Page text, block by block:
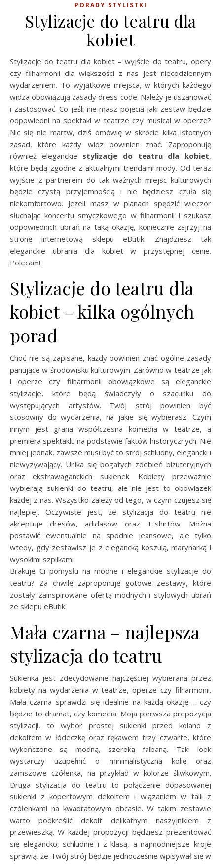
PORADY STYLISTKI
Stylizacje do teatru dla
kobiet
Stylizacje do teatru dla kobiet – wyjście do teatru, opery
czy filharmonii dla większości z nas jest niecodziennym
wydarzeniem. To wyjątkowe miejsca, w których każdego
widza obowiązują zasady dress code. Należy je uszanować
i zastosować. Co jeśli nie masz pojęcia jaki zestaw będzie
odpowiedni na spektakl w teatrze czy musical w operze?
Nic się nie martw, dziś omówię w skrócie kilka istotnych
zasad, które każdy widz powinien znać. Zaproponuję
również eleganckie stylizacje do teatru dla kobiet,
które będą zgodne z aktualnymi trendami mody. Od teraz
wyjście z partnerem do tak ważnych miejsc kulturowych
będzie czystą przyjemnością i nie będziesz czuła się
niekomfortowo. Jeżeli masz w planach spędzić wieczór
słuchając koncertu smyczkowego w filharmonii i szukasz
odpowiednich ubrań na taką okazję, koniecznie zajrzyj na
stronę internetową sklepu eButik. Znajdziesz tak
eleganckie ubrania dla kobiet w przystępnej cenie.
Polecam!
Stylizacje do teatru dla
kobiet – kilka ogólnych
porad
Choć nie są zapisane, każdy powinien znać ogólne zasady
panujące w środowisku kulturowym. Zarówno w teatrze jak
i operze czy filharmonii obowiązkowe są eleganckie
stylizacje, które będą świadczyły o szacunku do
występujących artystów. Twój strój powinien być
stosowny do wydarzenia, na jakie się wybierasz. Czym
innym jest grana współczesna komedia w teatrze, a
premiera spektaklu na podstawie faktów historycznych. Nie
mniej jednak, zawsze musi być to strój schludny, elegancki i
niewyzywający. Unika się bogatych zdobień biżuteryjnych
oraz ekstrawaganckich sukienek. Kobiety przeważnie
wybierają sukienki do teatru, ale nie jest to obowiązek
każdej z nas. Wszystko zależy od tego, w czym czujesz się
najlepiej. Oczywiste jest, że stylizacja do teatru nie
akceptuje dresów, adidasów oraz T-shirtów. Można
postawić ewentualnie na spodnie jeansowe, ale tylko
wtedy, gdy zestawisz je z elegancką koszulą, marynarką i
wysokimi szpilkami.
Brakuje Ci pomysłu na modne i eleganckie stylizacje do
teatru? Za chwilę zaproponuję gotowe zestawy, które
zostały zainspirowane ofertą modnych i stylowych ubrań
ze sklepu eButik.
Mała czarna – najlepsza
stylizacja do teatru
Sukienka jest zdecydowanie najczęściej wybierana przez
kobiety na wydarzenia w teatrze, operze czy filharmonii.
Mała czarna sprawdzi się idealnie na każdą okazję – czy
będzie to dramat, czy komedia. Moja pierwsza propozycja
stylizacji, to wybór prostej sukienki przed kolano z
dekoltem w łódeczkę oraz rękawem trzy czwarte, które
wykończone są modną, szeroką falbaną. Taki look
wystarczy uzupełnić o minimalistyczną kolię oraz
zamszowe czółenka, na przykład w kolorze śliwkowym.
Druga stylizacja do teatru to połączenie dopasowanej
sukienki z kopertowym dekoltem i wiązaniem w talii z
czółenkami na kwadratowym obcasie. W takim zestawie
warto podkreślić dekolt delikatnym naszyjnikiem z
przewieszką. W każdej propozycji będziesz prezentować
się elegancko, schludnie i z klasą, a najmodniejsze kroje
sprawią, że Twój strój będzie jednocześnie wpisywał się w